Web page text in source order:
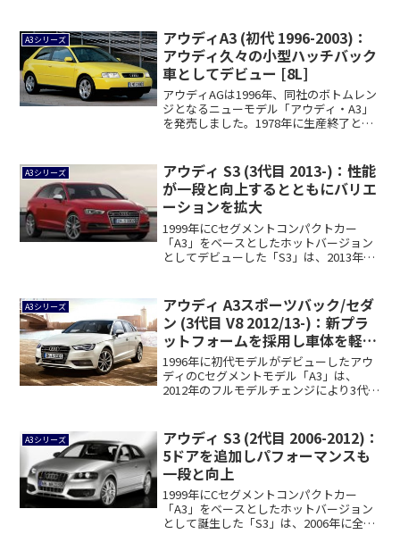
A3シリーズ
アウディA3 (初代 1996-2003)：
アウディ久々の小型ハッチバック
車としてデビュー [8L]
アウディAGは1996年、同社のボトムレン
ジとなるニューモデル「アウディ・A3」
を発売しました。1978年に生産終了と
A3シリーズ
アウディ S3 (3代目 2013-)：性能
が一段と向上するとともにバリエ
ーションを拡大
1999年にCセグメントコンパクトカー
「A3」をベースとしたホットバージョン
としてデビューした「S3」は、2013年に
A3シリーズ
アウディ A3スポーツバック/セダ
ン (3代目 V8 2012/13-)：新プラ
ットフォームを採用し車体を軽量
化
1996年に初代モデルがデビューしたアウ
ディのCセグメントモデル「A3」は、
2012年のフルモデルチェンジにより3代目
A3シリーズ
アウディ S3 (2代目 2006-2012)：
5ドアを追加しパフォーマンスも
一段と向上
1999年にCセグメントコンパクトカー
「A3」をベースとしたホットバージョン
として誕生した「S3」は、2006年に全面